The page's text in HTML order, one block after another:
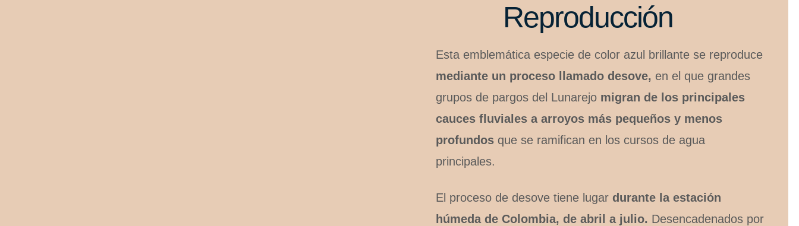
Reproducción
Esta emblemática especie de color azul brillante se reproduce
mediante un proceso llamado desove, en el que grandes
grupos de pargos del Lunarejo migran de los principales
cauces fluviales a arroyos más pequeños y menos
profundosque se ramifican en los cursos de agua
principales.
El proceso de desove tiene lugar durante la estación
húmeda de Colombia, de abril a julio. Desencadenados por